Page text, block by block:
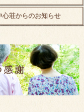
心荘からのお知らせ